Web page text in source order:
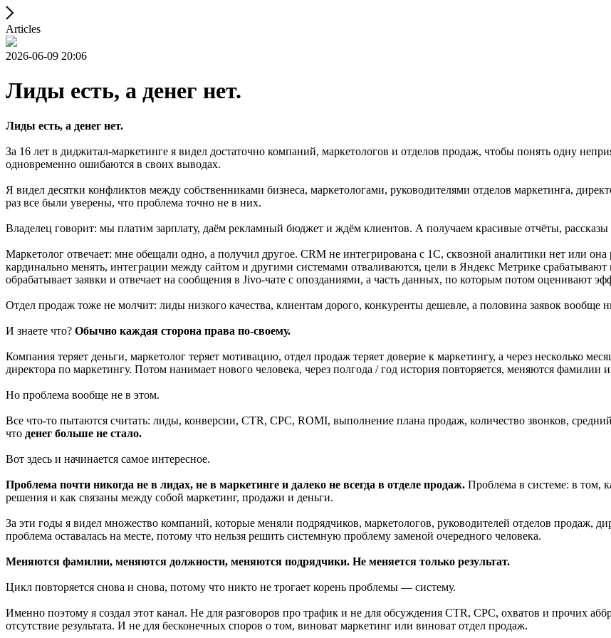
Articles
2026-06-09 20:06
Лиды есть, а денег нет.
Лиды есть, а денег нет.
За 16 лет в диджитал-маркетинге я видел достаточно компаний, маркетологов и отделов продаж, чтобы понять одну
одновременно ошибаются в своих выводах.
Я видел десятки конфликтов между собственниками бизнеса, маркетологами, руководителями отделов маркетинга,
раз все были уверены, что проблема точно не в них.
Владелец говорит: мы платим зарплату, даём рекламный бюджет и ждём клиентов. А получаем красивые отчёты,
Маркетолог отвечает: мне обещали одно, а получил другое. CRM не интегрирована с 1С, сквозной аналитики нет или
кардинально менять, интеграции между сайтом и другими системами отваливаются, цели в Яндекс Метрике срабатывают
обрабатывает заявки и отвечает на сообщения в Jivo-чате с опозданиями, а часть данных, по которым потом оценивают
Отдел продаж тоже не молчит: лиды низкого качества, клиентам дорого, конкуренты дешевле, а половина заявок вообще
И знаете что? Обычно каждая сторона права по-своему.
Компания теряет деньги, маркетолог теряет мотивацию, отдел продаж теряет доверие к маркетингу, а через несколько
директора по маркетингу. Потом нанимает нового человека, через полгода / год история повторяется, меняются фамилии
Но проблема вообще не в этом.
Все что-то пытаются считать: лиды, конверсии, CTR, CPC, ROMI, выполнение плана продаж, количество звонков,
что денег больше не стало.
Вот здесь и начинается самое интересное.
Проблема почти никогда не в лидах, не в маркетинге и далеко не всегда в отделе продаж. Проблема в системе: в том,
решения и как связаны между собой маркетинг, продажи и деньги.
За эти годы я видел множество компаний, которые меняли подрядчиков, маркетологов, руководителей отделов продаж,
проблема оставалась на месте, потому что нельзя решить системную проблему заменой очередного человека.
Меняются фамилии, меняются должности, меняются подрядчики. Не меняется только результат.
Цикл повторяется снова и снова, потому что никто не трогает корень проблемы — систему.
Именно поэтому я создал этот канал. Не для разговоров про трафик и не для обсуждения CTR, CPC, охватов и прочих
отсутствие результата. И не для бесконечных споров о том, виноват маркетинг или виноват отдел продаж.